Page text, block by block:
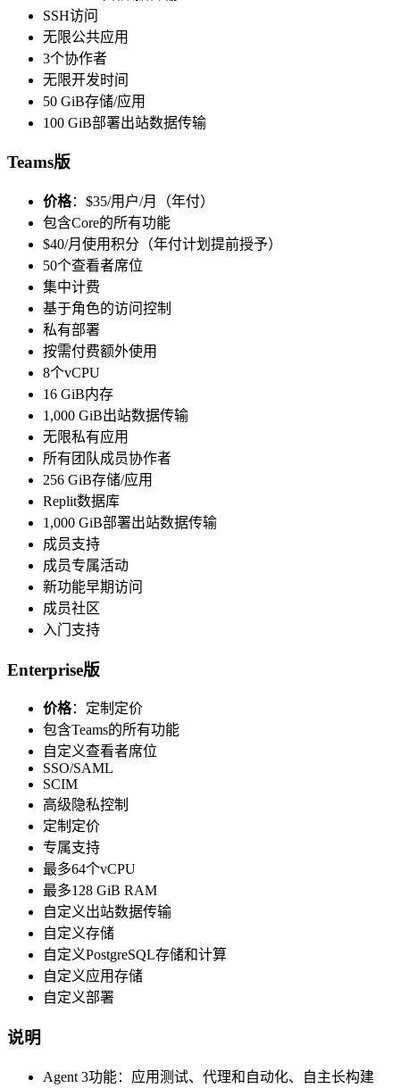
SSH访问
无限公共应用
3个协作者
无限开发时间
50 GiB存储/应用
100 GiB部署出站数据传输
Teams版
价格：$35/用户/月（年付）
包含Core的所有功能
$40/月使用积分（年付计划提前授予）
50个查看者席位
集中计费
基于角色的访问控制
私有部署
按需付费额外使用
8个vCPU
16 GiB内存
1,000 GiB出站数据传输
无限私有应用
所有团队成员协作者
256 GiB存储/应用
Replit数据库
1,000 GiB部署出站数据传输
成员支持
成员专属活动
新功能早期访问
成员社区
入门支持
Enterprise版
价格：定制定价
包含Teams的所有功能
自定义查看者席位
SSO/SAML
SCIM
高级隐私控制
定制定价
专属支持
最多64个vCPU
最多128 GiB RAM
自定义出站数据传输
自定义存储
自定义PostgreSQL存储和计算
自定义应用存储
自定义部署
说明
Agent 3功能：应用测试、代理和自动化、自主长构建